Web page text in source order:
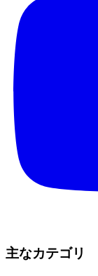
主なカテゴリ